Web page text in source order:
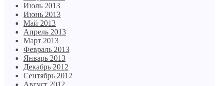
Июль 2013
Июнь 2013
Май 2013
Апрель 2013
Март 2013
Февраль 2013
Январь 2013
Декабрь 2012
Сентябрь 2012